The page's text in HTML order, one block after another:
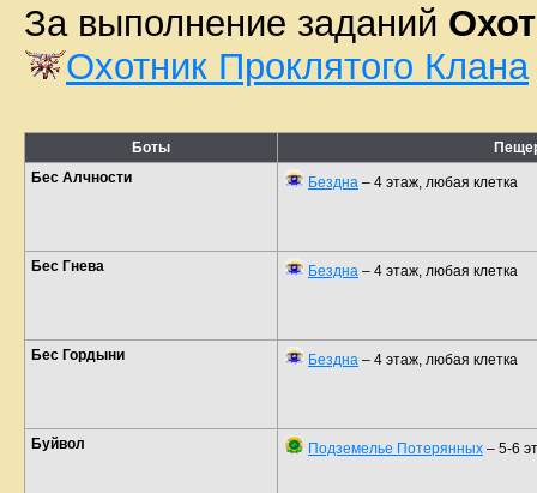
За выполнение заданий
Охотник Проклятого Клана
Боты
Бес Алчности
Бездна – 4 этаж, любая клетка
Бес Гнева Бездна – 4 этаж, любая клетка
Бес Гордыни Бездна – 4 этаж, любая клетка
Буйвол Подземелье Потерянных – 5-6